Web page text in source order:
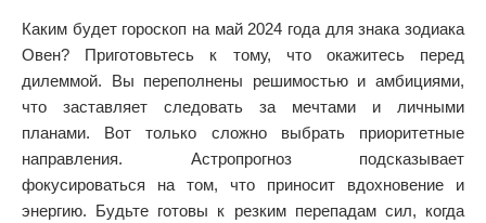
Каким будет гороскоп на май 2024 года для знака зодиака
Овен? Приготовьтесь к тому, что окажитесь перед
дилеммой. Вы переполнены решимостью и амбициями,
что заставляет следовать за мечтами и личными
планами. Вот только сложно выбрать приоритетные
направления. Астропрогноз подсказывает
фокусироваться на том, что приносит вдохновение и
энергию. Будьте готовы к резким перепадам сил, когда